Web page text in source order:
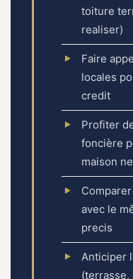
toiture
realiser)
Faire
locales
credit
Profiter
foncière
maison
avec le
precis
Anticiper